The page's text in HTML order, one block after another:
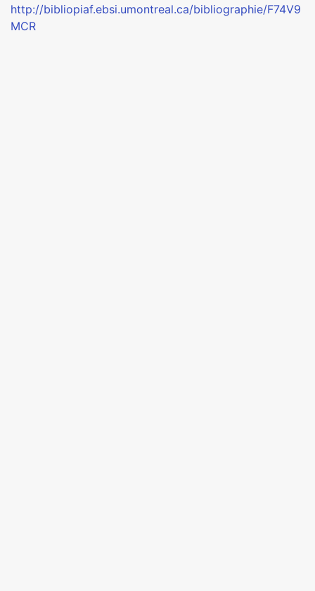
http://bibliopiaf.ebsi.umontreal.ca/bibliographie/F74V9
MCR